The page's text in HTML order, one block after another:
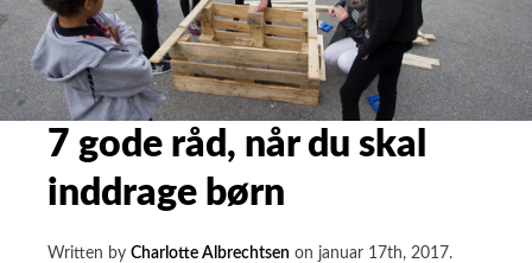
7 gode råd, når du skal
inddrage børn
Written by Charlotte Albrechtsen on januar 17th, 2017.